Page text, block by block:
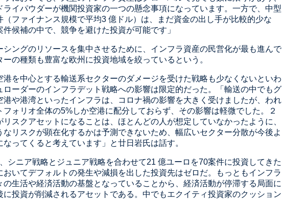
ライパウダーが機関投資家の一つの懸念事項になっています。一方で、中型
（ファイナンス規模で平均3 億ドル）は、まだ資金の出し手が比較的少な
件候補の中で、競争を避けた投資が可能です」
シングのリソースを集中させるために、インフラ資産の民営化が最も進んで
ーの種類も豊富な欧州に投資地域を絞っているという。
港を中心とする輸送系セクターのダメージを受けた戦略も少なくないといわ
ローダーのインフラデット戦略への影響は限定的だった。「輸送の中でもグ
港や港湾といったインフラは、コロナ禍の影響を大きく受けましたが、われ
フォリオ全体の5%しか空港に配分しておらず、その影響は軽微でした。２
リスクアセットになることは、ほとんどの人が想定していなかったように、
なリスクが顕在化するかは予測できないため、幅広いセクター分散が今後よ
なってくると考えています」と廿日岩氏は話す。
シニア戦略とジュニア戦略を合わせて21 億ユーロを70案件に投資してきた
おいてデフォルトの発生や減損を出した投資先はゼロだ。もっともインフラ
の生活や経済活動の基盤となっていることから、経済活動が停滞する局面に
に投資が削減されるアセットである。中でもエクイティ投資家のクッション